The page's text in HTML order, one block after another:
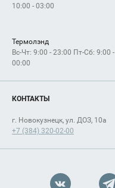
10:00 - 03:00
Термолэнд
Вс-Чт: 9:00 - 23:00 Пт-Сб: 9:00 -
00:00
КОНТАКТЫ
г. Новокузнецк, ул. ДОЗ, 10а
+7 (384) 320-02-00